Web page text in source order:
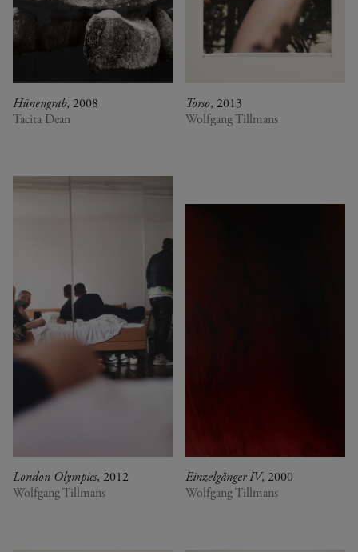
Hünengrab, 2008
Tacita Dean
Torso, 2013
Wolfgang Tillmans
London Olympics, 2012
Wolfgang Tillmans
Einzelgänger IV, 2000
Wolfgang Tillmans